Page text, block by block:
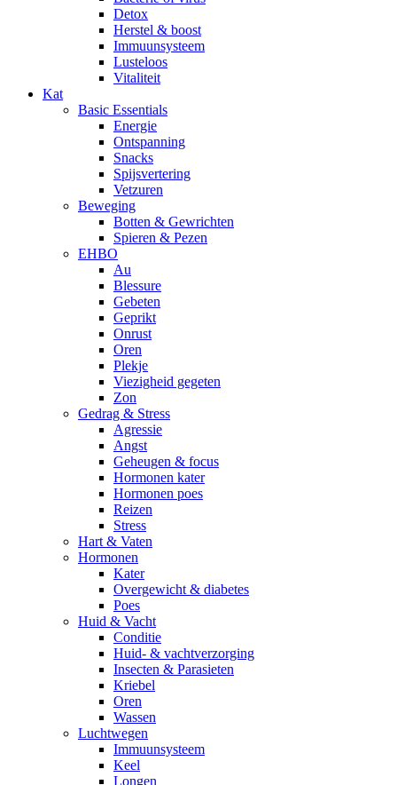
Detox
Herstel & boost
Immuunsysteem
Lusteloos
Vitaliteit
Kat
Basic Essentials
Energie
Ontspanning
Snacks
Spijsvertering
Vetzuren
Beweging
Botten & Gewrichten
Spieren & Pezen
EHBO
Au
Blessure
Gebeten
Geprikt
Onrust
Oren
Plekje
Viezigheid gegeten
Zon
Gedrag & Stress
Agressie
Angst
Geheugen & focus
Hormonen kater
Hormonen poes
Reizen
Stress
Hart & Vaten
Hormonen
Kater
Overgewicht & diabetes
Poes
Huid & Vacht
Conditie
Huid- & vachtverzorging
Insecten & Parasieten
Kriebel
Oren
Wassen
Luchtwegen
Immuunsysteem
Keel
Longen